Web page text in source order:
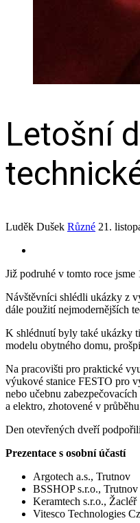
Letošní
Luděk Dušek Různé 21.
Již podruhé v tomto roce
Návštěvníci shlédli ukázky z
dále použití nejmodernějších
K shlédnutí byly také ukázky
modelu obytného domu,
Na pracovišti pro praktické
výukové stanice FESTO pro
nebo učebnu
a elektro, zhotovené v
Den otevřených dveří
Prezentace s osobní účastí
Argotech a.s., Trutnov
BSSHOP s.r.o., Trutnov
Keramtech s.r.o., Žacléř
Vitesco Technologies